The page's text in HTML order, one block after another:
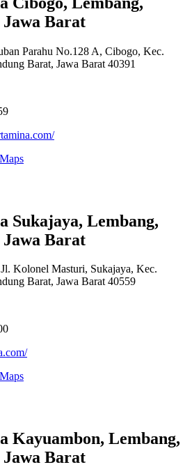
Barat
Parahu No.128 A, Cibogo, Kec.
Barat, Jawa Barat 40391
Sukajaya, Lembang,
Barat
Kolonel Masturi, Sukajaya, Kec.
Barat, Jawa Barat 40559
Kayuambon, Lembang,
Barat